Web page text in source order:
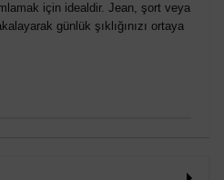
için idealdir. Jean, şort veya
günlük şıklığınızı ortaya